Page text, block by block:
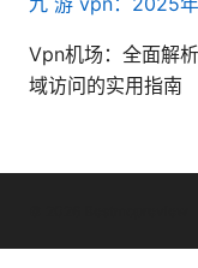
Vpn机场：全面解
域访问的实用指南